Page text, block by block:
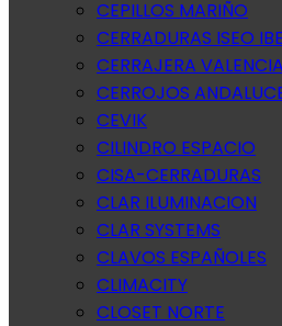
CEPILLOS MARIÑO
CERRADURAS ISEO
CERRAJERA
CERROJOS
CEVIK
CILINDRO ESPACIO
CISA-CERRADURAS
CLAR ILUMINACION
CLAR SYSTEMS
CLAVOS ESPAÑOLES
CLIMACITY
CLOSET NORTE